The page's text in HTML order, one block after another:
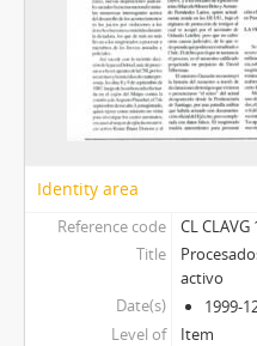
Identity area
Reference code
CL CLAVG
Title
activo
Date(s)
1999-
Level of
Item